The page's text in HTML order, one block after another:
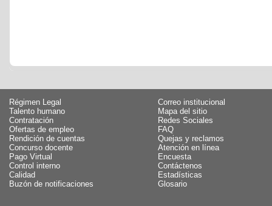
Régimen Legal
Talento humano
Contratación
Ofertas de empleo
Rendición de cuentas
Concurso docente
Pago Virtual
Control interno
Calidad
Buzón de notificaciones
Correo institucional
Mapa del sitio
Redes Sociales
FAQ
Quejas y reclamos
Atención en línea
Encuesta
Contáctenos
Estadísticas
Glosario